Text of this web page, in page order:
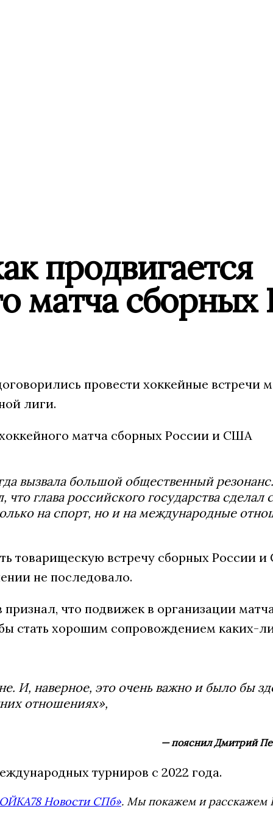
продвигается
матча сборных
провести хоккейные встречи
лиги.
вызвала большой общественный
глава российского государства
на спорт, но и на международные
товарищескую встречу сборных России
не последовало.
что подвижек в организации
стать хорошим сопровождением каких-
И, наверное, это очень важно и было бы
отношениях»,
— пояснил Дмитрий
турниров с 2022 года.
Новости СПб». Мы покажем и расскажем